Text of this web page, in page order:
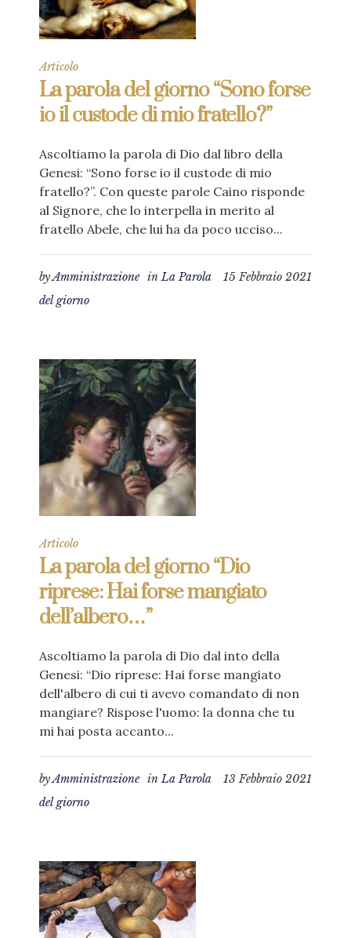
Articolo
La parola del giorno “Sono forse
io il custode di mio fratello?”
Ascoltiamo la parola di Dio dal libro della
Genesi: “Sono forse io il custode di mio
fratello?”. Con queste parole Caino risponde
al Signore, che lo interpella in merito al
fratello Abele, che lui ha da poco ucciso...
15 Febbraio 2021
byAmministrazione inLa Parola
del giorno
Articolo
La parola del giorno “Dio
riprese: Hai forse mangiato
dell’albero…”
Ascoltiamo la parola di Dio dal into della
Genesi: “Dio riprese: Hai forse mangiato
dell'albero di cui ti avevo comandato di non
mangiare? Rispose l'uomo: la donna che tu
mi hai posta accanto...
13 Febbraio 2021
byAmministrazione inLa Parola
del giorno